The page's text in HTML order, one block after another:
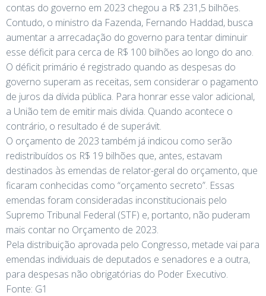
contas do governo em 2023 chegou a R$ 231,5 bilhões.
Contudo, o ministro da Fazenda, Fernando Haddad, busca
aumentar a arrecadação do governo para tentar diminuir
esse déficit para cerca de R$ 100 bilhões ao longo do ano.
O déficit primário é registrado quando as despesas do
governo superam as receitas, sem considerar o pagamento
de juros da dívida pública. Para honrar esse valor adicional,
a União tem de emitir mais dívida. Quando acontece o
contrário, o resultado é de superávit.
O orçamento de 2023 também já indicou como serão
redistribuídos os R$ 19 bilhões que, antes, estavam
destinados às emendas de relator-geral do orçamento, que
ficaram conhecidas como “orçamento secreto”. Essas
emendas foram consideradas inconstitucionais pelo
Supremo Tribunal Federal (STF) e, portanto, não puderam
mais contar no Orçamento de 2023.
Pela distribuição aprovada pelo Congresso, metade vai para
emendas individuais de deputados e senadores e a outra,
para despesas não obrigatórias do Poder Executivo.
Fonte: G1